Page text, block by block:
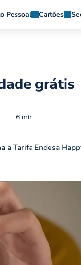
Pessoal Cartões
grátis
6 min
Tarifa Endesa